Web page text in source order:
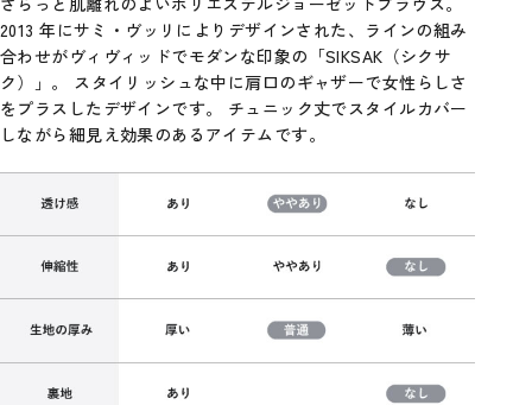
2013 年にサミ・ヴッリによりデザインされた、ラインの組み
合わせがヴィヴィッドでモダンな印象の「SIKSAK（シクサ
ク）」。 スタイリッシュな中に肩口のギャザーで女性らしさ
をプラスしたデザインです。 チュニック丈でスタイルカバー
しながら細見え効果のあるアイテムです。